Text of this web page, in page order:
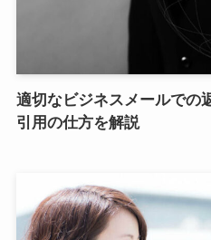
適切なビジネスメールで
引用の仕方を解説